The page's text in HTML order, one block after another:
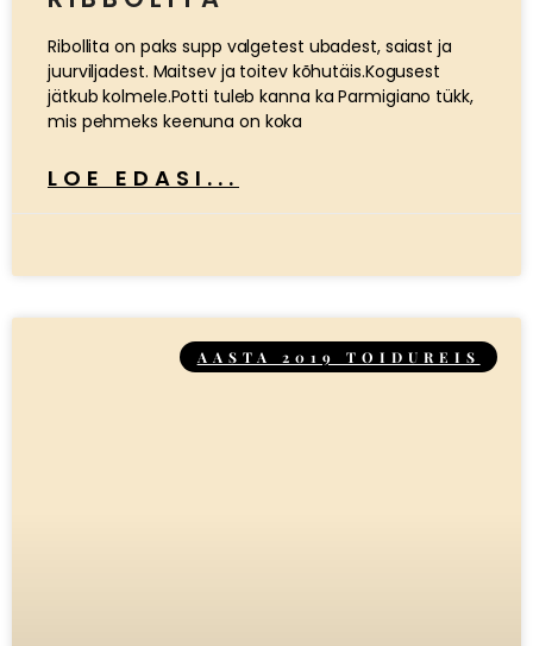
Ribollita on paks supp valgetest ubadest, saiast ja
juurviljadest. Maitsev ja toitev kõhutäis.Kogusest
jätkub kolmele.Potti tuleb kanna ka Parmigiano tükk,
mis pehmeks keenuna on koka
LOE EDASI...
AASTA 2019 TOIDUREIS